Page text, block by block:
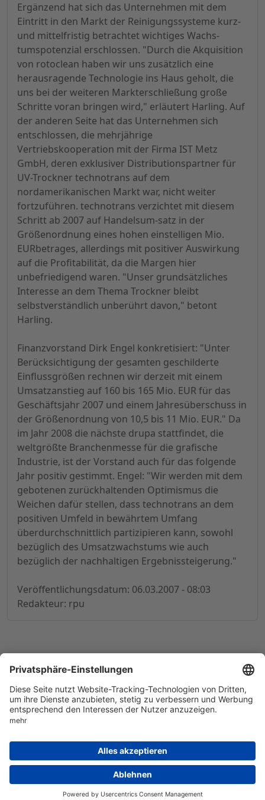
Ergänzend hat sich das Unternehmen mit dem
Eintritt in den Markt der Reinigungssysteme kurz-
und mittelfristig betrachtet wichtiges Wachs-
tumspotenzial erschlossen. "Durch die Akquisition
von rotoclean haben wir uns zusätzlich eine
herausragende Technologie ins Haus geholt, die
uns bei der weiteren Markterschließung große
Schritte voran bringen wird," erläutert Harling. Auf
der anderen Seite hat das Unternehmen sich
entschlossen, die mehrjährige
Vertriebskooperation mit der Firma IST Metz
GmbH, deren exklusiver Distributionspartner für
UV-Trockner technotrans auf dem
nordamerikanischen Markt war, nicht weiter
fortzuführen. technotrans verzichtet mit diesem
Schritt ab 2007 auf Handelsum-satz in der
Größenordnung eines hohen einstelligen Mio.
EURbetrages, allerdings mit positiver Auswirkung
auf die Profitabilität, da die Margen hier
unbefriedigend waren. "Unser grundsätzliches
Interesse an dem Thema Trockner bleibt
selbstverständlich unberührt davon," betont
Harling.
Finanzvorstand Dirk Engel konkretisiert: "Unter
Berücksichtigung der gesamten geschilderte
Einflussgrößen rechnen wir derzeit mit einem
Umsatzanstieg auf 160 bis 165 Mio. EUR für das
Geschäftsjahr 2007 und einem Jahresüberschuss in
der Größenordnung von 10,5 bis 11 Mio. EUR." Da
im Jahr 2008 die nächste drupa stattfindet, die
weltgrößte Branchenmesse für die grafische
Industrie, ist der Vorstand auch für das folgende
Jahr positiv gestimmt. Engel: "Wir werden mit dem
gebotenen zurückhaltenden Optimismus die
Weichen dafür stellen, dass technotrans an dem
positiven Umfeld in bewährtem Umfang
überdurchschnittlich partizipieren kann, sowohl
bezüglich des Umsatzwachstums wie auch
bezüglich der nachhaltigen Ergebnissteigerung."
Veröffentlichungsdatum: 06.03.2007 - 08:03
Redakteur: rpu
© 1998-2026by GSC Research GmbH
Datenschutz